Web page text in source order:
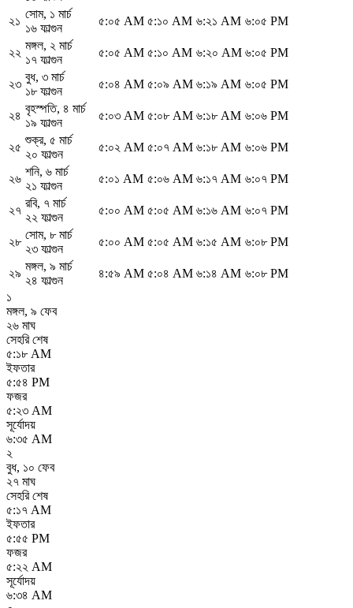
২১
সোম, ১ মার্চ
১৬ ফাল্গুন
৫:০৫ AM ৫:১০ AM ৬:২১ AM ৬:০৫ PM
২২
মঙ্গল, ২ মার্চ
১৭ ফাল্গুন
৫:০৫ AM ৫:১০ AM ৬:২০ AM ৬:০৫ PM
২৩
বুধ, ৩ মার্চ
১৮ ফাল্গুন
৫:০৪ AM ৫:০৯ AM ৬:১৯ AM ৬:০৫ PM
২৪
বৃহস্পতি, ৪ মার্চ
১৯ ফাল্গুন
৫:০৩ AM ৫:০৮ AM ৬:১৮ AM ৬:০৬ PM
২৫
শুক্র, ৫ মার্চ
২০ ফাল্গুন
৫:০২ AM ৫:০৭ AM ৬:১৮ AM ৬:০৬ PM
২৬
শনি, ৬ মার্চ
২১ ফাল্গুন
৫:০১ AM ৫:০৬ AM ৬:১৭ AM ৬:০৭ PM
২৭
রবি, ৭ মার্চ
২২ ফাল্গুন
৫:০০ AM ৫:০৫ AM ৬:১৬ AM ৬:০৭ PM
২৮
সোম, ৮ মার্চ
২৩ ফাল্গুন
৫:০০ AM ৫:০৫ AM ৬:১৫ AM ৬:০৮ PM
২৯
মঙ্গল, ৯ মার্চ
২৪ ফাল্গুন
৪:৫৯ AM ৫:০৪ AM ৬:১৪ AM ৬:০৮ PM
১
মঙ্গল, ৯ ফেব
২৬ মাঘ
সেহরি শেষ
৫:১৮ AM
ইফতার
৫:৫৪ PM
ফজর
৫:২৩ AM
সূর্যোদয়
৬:৩৫ AM
২
বুধ, ১০ ফেব
২৭ মাঘ
সেহরি শেষ
৫:১৭ AM
ইফতার
৫:৫৫ PM
ফজর
৫:২২ AM
সূর্যোদয়
৬:৩৪ AM